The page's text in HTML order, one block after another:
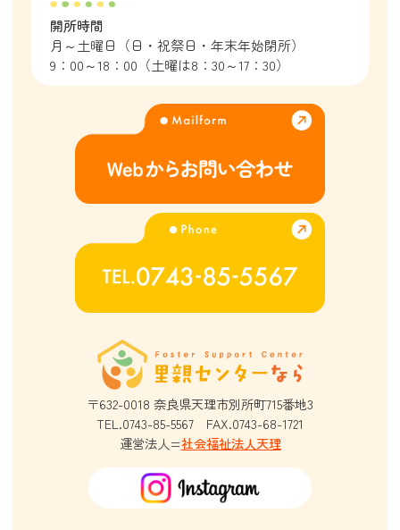
開所時間
月～土曜日（日・祝祭日・年末年始閉所）
9：00～18：00（土曜は8：30～17：30）
〒632-0018 奈良県天理市別所町715番地3
TEL.0743-85-5567 FAX.0743-68-1721
運営法人=社会福祉法人天理